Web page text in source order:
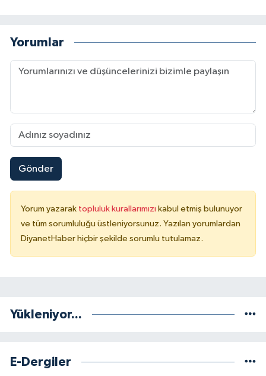
Yorumlar
Gönder
Yorum yazarak topluluk kurallarımızı kabul etmiş bulunuyor
ve tüm sorumluluğu üstleniyorsunuz. Yazılan yorumlardan
DiyanetHaber hiçbir şekilde sorumlu tutulamaz.
Yükleniyor...
E-Dergiler
Tokat Müftülüğü
Tunceli Müftülüğü
Yalova Müftülüğü
Yozgat Müftülüğü